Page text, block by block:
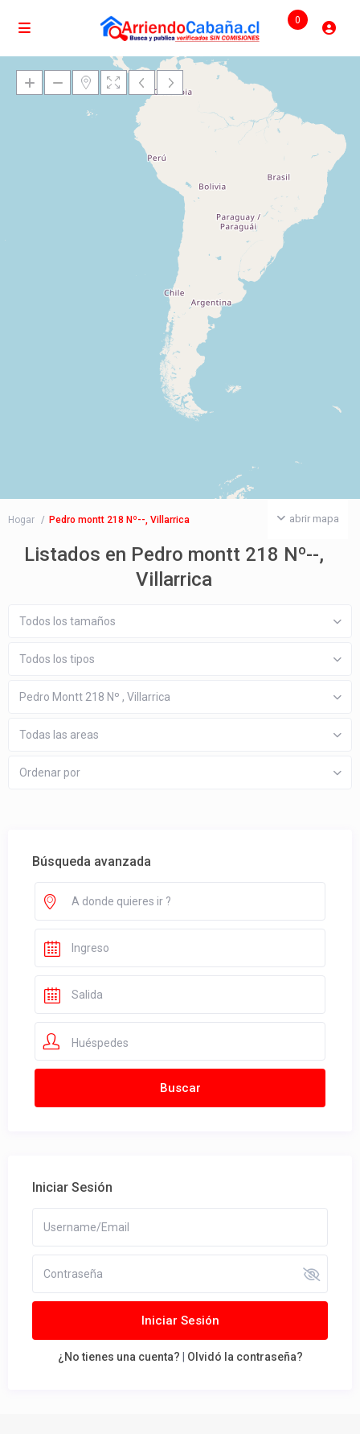
0
Cargando mapas
abrir mapa
Hogar Pedro montt 218 Nº--, Villarrica
Listados en Pedro montt 218 Nº--,
Villarrica
Todos los tamaños
Todos los tipos
Pedro Montt 218 Nº , Villarrica
Todas las areas
Ordenar por
Búsqueda avanzada
Huéspedes
Iniciar Sesión
Iniciar Sesión
¿No tienes una cuenta? Olvidó la contraseña?